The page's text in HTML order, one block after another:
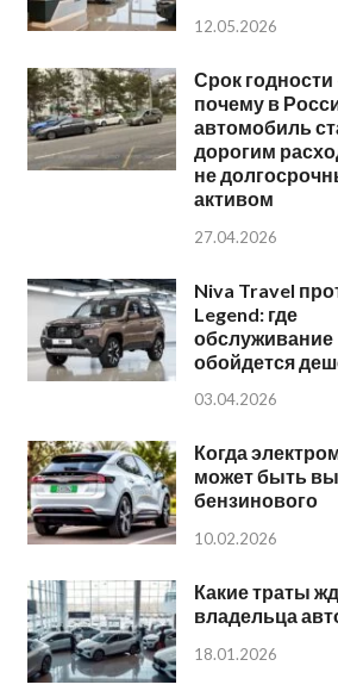
12.05.2026
Срок годности
почему в
автомобиль
дорогим
не
активом
27.04.2026
Niva Travel
Legend: где
обслуживание
обойдется
03.04.2026
Когда
может быть
бензинового
10.02.2026
Какие траты
владельца
18.01.2026